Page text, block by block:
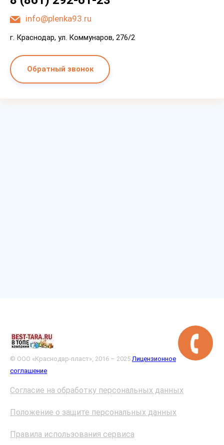
info@plenka93.ru
г. Краснодар, ул. Коммунаров, 276/2
Обратный звонок
© ООО «Краснодар-пласт», 2016 – 2025 Лицензионное
соглашение
Согласие на обработку персональных данных
Положение о защите персональных данных
Правила использования сервиса